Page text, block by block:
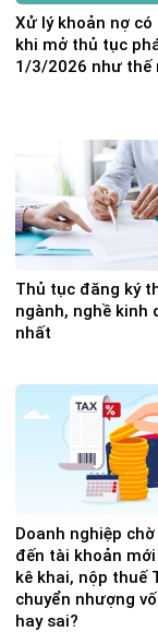
Xử lý khoản nợ có
khi mở thủ tục
1/3/2026 như thế
Thủ tục đăng ký
ngành, nghề kinh
nhất
Doanh nghiệp
đến tài khoản
kê khai, nộp thuế
chuyển nhượng
hay sai?